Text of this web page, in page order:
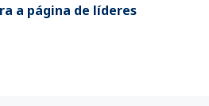
a página de líderes